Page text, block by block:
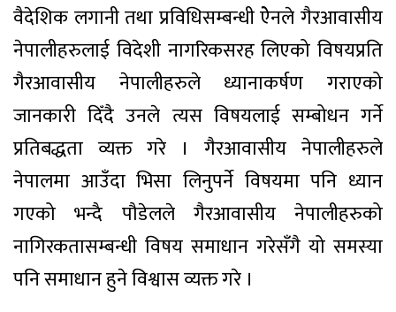
वैदेशिक लगानी तथा प्रविधिसम्बन्धी ऐेनले गैरआवासीय
नेपालीहरुलाई विदेशी नागरिकसरह लिएको विषयप्रति
गैरआवासीय नेपालीहरुले ध्यानाकर्षण गराएको
जानकारी दिँदै उनले त्यस विषयलाई सम्बोधन गर्ने
प्रतिबद्धता व्यक्त गरे । गैरआवासीय नेपालीहरुले
नेपालमा आउँदा भिसा लिनुपर्ने विषयमा पनि ध्यान
गएको भन्दै पौडेलले गैरआवासीय नेपालीहरुको
नागिरकतासम्बन्धी विषय समाधान गरेसँगै यो समस्या
पनि समाधान हुने विश्वास व्यक्त गरे ।